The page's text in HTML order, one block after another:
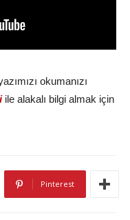
okumanızı
ile alakalı bilgi almak için
Pinterest